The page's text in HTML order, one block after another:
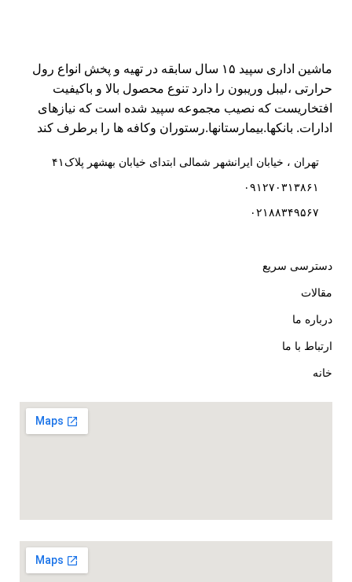
ماشین اداری سپید ۱۵ سال سابقه در تهیه و پخش انواع رول
حرارتی ،لیبل وریبون را دارد تنوع محصول بالا و باکیفیت
افتخاریست که نصیب مجموعه سپید شده است که نیازهای
ادارات. بانکها.بیمارستانها.رستوران و‌کافه ها را برطرف کند
تهران ، خیابان ایرانشهر شمالی ابتدای خیابان بهشهر پلاک۴۱
۰۹۱۲۷۰۳۱۳۸۶۱
۰۲۱۸۸۳۴۹۵۶۷
دسترسی سریع
مقالات
درباره ما
ارتباط با ما
خانه